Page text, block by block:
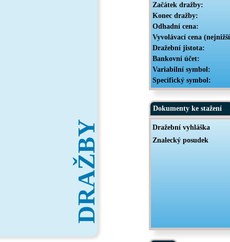
DRAŽBY
Začátek dražby:
Konec dražby:
Odhadní cena:
Vyvolávací cena
Dražební jistota:
Bankovní účet:
Variabilní symbol:
Specifický symbol:
Dokumenty ke stažení
Dražební vyhláška
Znalecký posudek